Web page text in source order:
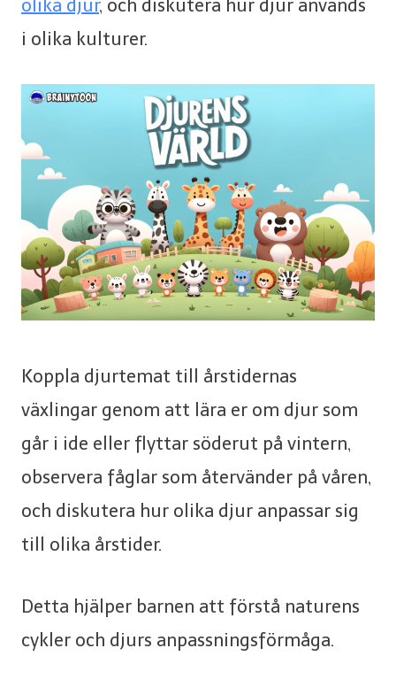
olika djur, och diskutera hur djur används
i olika kulturer.
Koppla djurtemat till årstidernas
växlingar genom att lära er om djur som
går i ide eller flyttar söderut på vintern,
observera fåglar som återvänder på våren,
och diskutera hur olika djur anpassar sig
till olika årstider.
Detta hjälper barnen att förstå naturens
cykler och djurs anpassningsförmåga.